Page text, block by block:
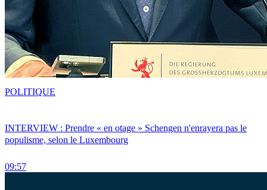
INTERVIEW : Prendre « en otage » Schengen n'enrayera pas le
populisme, selon le Luxembourg
09:57
POLITIQUE